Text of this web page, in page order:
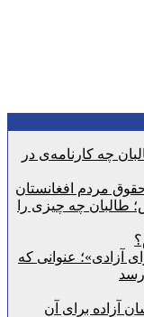
کارنامه‌ی در
افغانستان
چه چیزی را
عنوانی که
برای آن